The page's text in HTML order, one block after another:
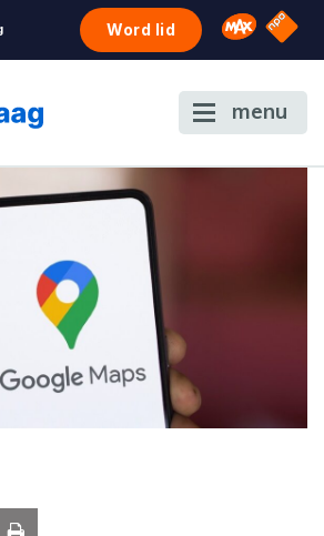
Word lid Omroep
NPO
menu